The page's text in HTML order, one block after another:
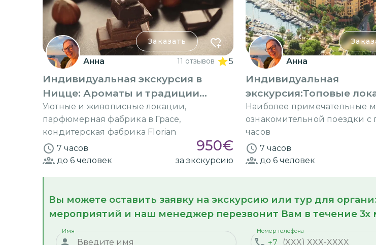
Заказать
Анна 11 отзывов 5
Индивидуальная экскурсия в
Ницце: Ароматы и традиции
Прованса
Уютные и живописные локации,
парфюмерная фабрика в Грасе,
кондитерская фабрика Florian
7 часов
950€
до 6 человек за экскурсию
Анна
Индивидуальная
экскурсия:Топовые
Лазурного берега
Наиболее примечательные
ознакомительной поездки с
часов
7 часов
до 6 человек
Вы можете оставить заявку на экскурсию или тур для
мероприятий и наш менеджер перезвонит Вам в течение 3х
Имя
+7
Номер телефона